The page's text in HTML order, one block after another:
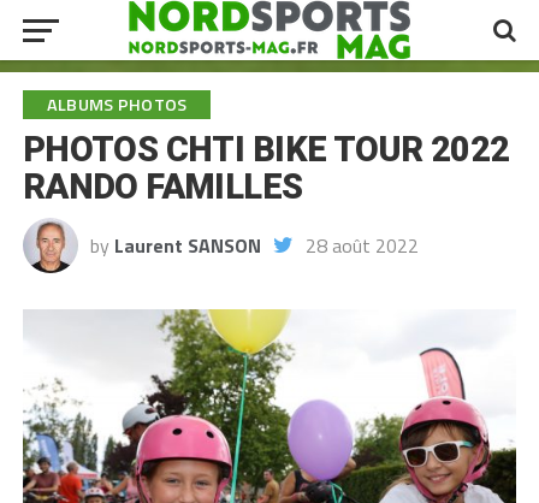
ALBUMS PHOTOS
PHOTOS CHTI BIKE TOUR 2022
RANDO FAMILLES
by Laurent SANSON 28 août 2022